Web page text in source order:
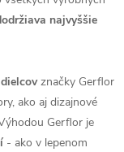
najvyššie
značky Gerflor
ako aj dizajnové
Gerflor je
- ako v lepenom